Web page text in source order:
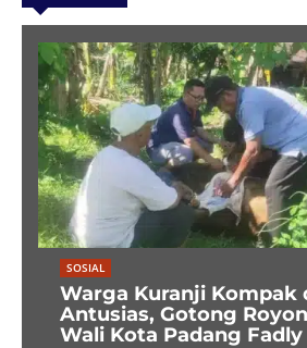
SOSIAL
Warga Kuranji Kompak
Antusias, Gotong
Wali Kota Padang